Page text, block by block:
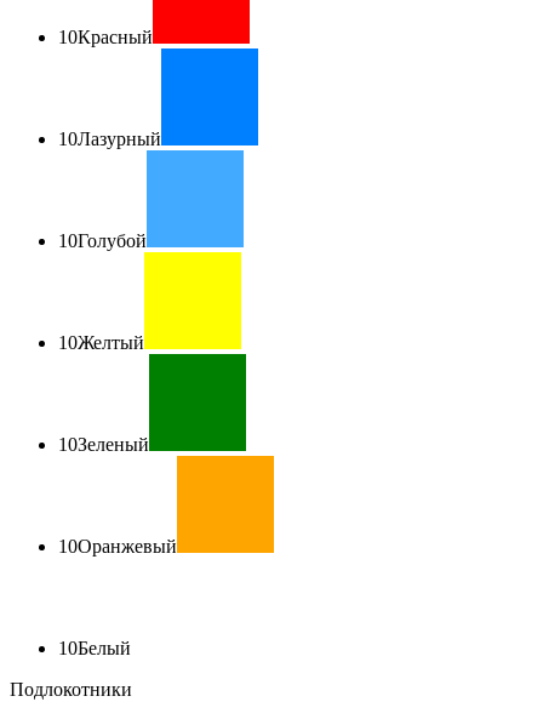
10Красный
10Лазурный
10Голубой
10Желтый
10Зеленый
10Оранжевый
10Белый
Подлокотники